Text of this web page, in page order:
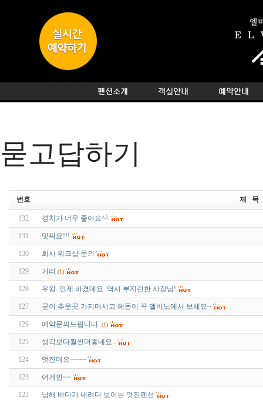
묻고답하기
번호 제 목
132 경치가 너무 좋아요^^
131 멋쪄요!!!
130 회사 워크샵 문의
129 거리 (1)
128 우왕. 언제 바겼데요. 역시 부지런한 사장님!
127 굳이 추운곳 가지마시고 해돋이 꼭 엘비노에서 보세요~
126 예약문의드립니다. (1)
125 생각보다훨씬더좋네요..
124 멋진데요~~~~
123 어게인~~
122 남해 바다가 내려다 보이는 멋진펜션